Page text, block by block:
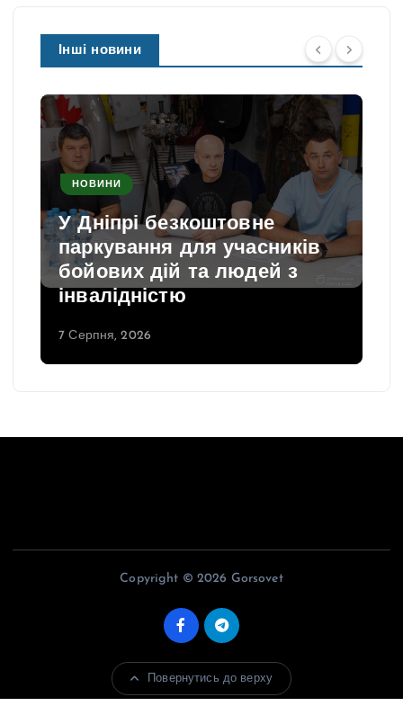
Інші новини
НОВИНИ
У Дніпрі безкоштовне
паркування для учасників
бойових дій та людей з
інвалідністю
7 Серпня, 2026
Copyright © 2026 Gorsovet
Повернутись до верху